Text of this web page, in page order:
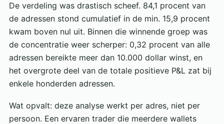
De verdeling was drastisch scheef. 84,1 procent van
de adressen stond cumulatief in de min. 15,9 procent
kwam boven nul uit. Binnen die winnende groep was
de concentratie weer scherper: 0,32 procent van alle
adressen bereikte meer dan 10.000 dollar winst, en
het overgrote deel van de totale positieve P&L zat bij
enkele honderden adressen.
Wat opvalt: deze analyse werkt per adres, niet per
persoon. Een ervaren trader die meerdere wallets